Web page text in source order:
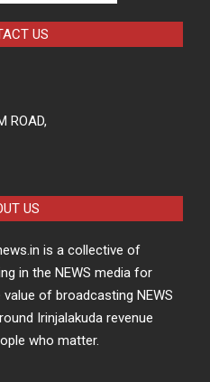
US
ROAD,
US
is a collective of
in the NEWS media for
of broadcasting NEWS
Irinjalakuda revenue
who matter.